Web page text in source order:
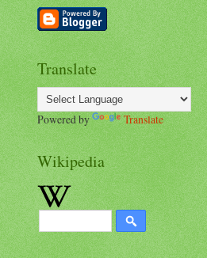
Translate
Powered by Translate
Wikipedia